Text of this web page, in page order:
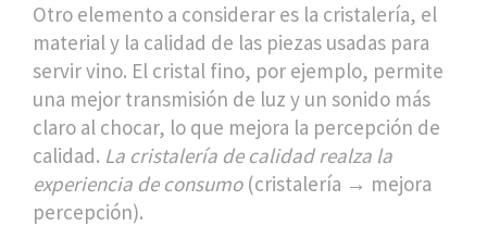
Otro elemento a considerar es la cristalería, el
material y la calidad de las piezas usadas para
servir vino. El cristal fino, por ejemplo, permite
una mejor transmisión de luz y un sonido más
claro al chocar, lo que mejora la percepción de
calidad. La cristalería de calidad realza la
experiencia de consumo(cristalería → mejora
percepción).